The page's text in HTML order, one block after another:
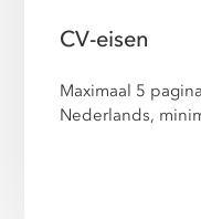
CV-eisen
Maximaal 5
Nederlands,